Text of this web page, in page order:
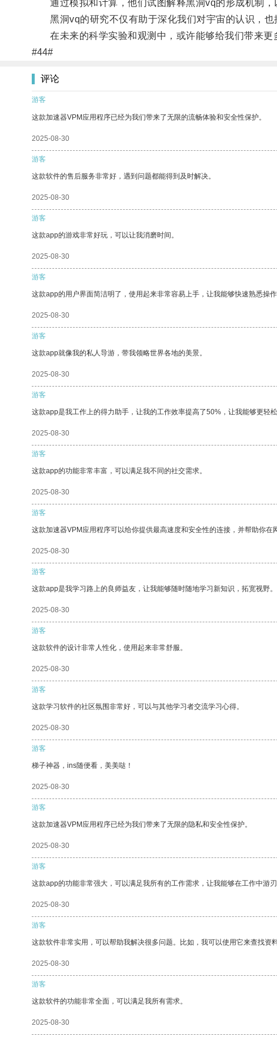
通过模拟和计算，他们试图解释黑洞vq的形成机制，
黑洞vq的研究不仅有助于深化我们对宇宙的认识，也
在未来的科学实验和观测中，或许能够给我们带来更
#44#
评论
游客
这款加速器VPM应用程序已经为我们带来了无限的流畅体验和安全性保护。
2025-08-30
游客
这款软件的售后服务非常好，遇到问题都能得到及时解决。
2025-08-30
游客
这款app的游戏非常好玩，可以让我消磨时间。
2025-08-30
游客
这款app的用户界面简洁明了，使用起来非常容易上手，让我能够快速熟悉操
2025-08-30
游客
这款app就像我的私人导游，带我领略世界各地的美景。
2025-08-30
游客
这款app是我工作上的得力助手，让我的工作效率提高了50%，让我能够更轻松
2025-08-30
游客
这款app的功能非常丰富，可以满足我不同的社交需求。
2025-08-30
游客
这款加速器VPM应用程序可以给你提供最高速度和安全性的连接，并帮助你在
2025-08-30
游客
这款app是我学习路上的良师益友，让我能够随时随地学习新知识，拓宽视野。
2025-08-30
游客
这款软件的设计非常人性化，使用起来非常舒服。
2025-08-30
游客
这款学习软件的社区氛围非常好，可以与其他学习者交流学习心得。
2025-08-30
游客
梯子神器，ins随便看，美美哒！
2025-08-30
游客
这款加速器VPM应用程序已经为我们带来了无限的隐私和安全性保护。
2025-08-30
游客
这款app的功能非常强大，可以满足我所有的工作需求，让我能够在工作中游刃
2025-08-30
游客
这款软件非常实用，可以帮助我解决很多问题。比如，我可以使用它来查找资
2025-08-30
游客
这款软件的功能非常全面，可以满足我所有需求。
2025-08-30